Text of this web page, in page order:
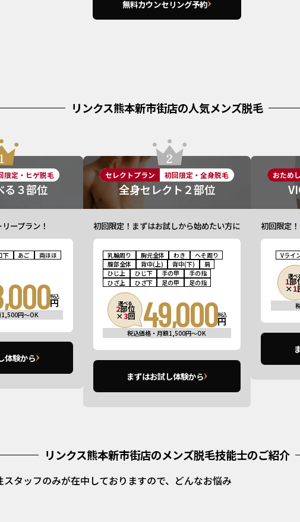
無料カウンセリング予約
リンクス熊本新市街店の人気メンズ脱毛
限定・ヒゲ脱毛
る３部位
ープラン！
下 あご
両ほほ
円
税込
1,500円〜OK
体験から
セレクトプラン 初回限定・全身脱毛
全身セレクト２部位
初回限定！まずはお試しから始めたい方に
乳輪周り 胸元全体 わき
へそ周り
腹部全体
背中(上) 背中(下)
肩
ひじ上
ひじ下 手の甲
手の指
ひざ上
ひざ下 足の甲 足の指
選べる
2部位
×3回 49,000円
税込
税込価格・月額1,500円〜OK
まずはお試し体験から
おため
初回限定
Vライ
選べ
1部
×1
リンクス熊本新市街店のメンズ脱毛技能士のご紹介
タッフのみが在中しておりますので、どんなお悩み